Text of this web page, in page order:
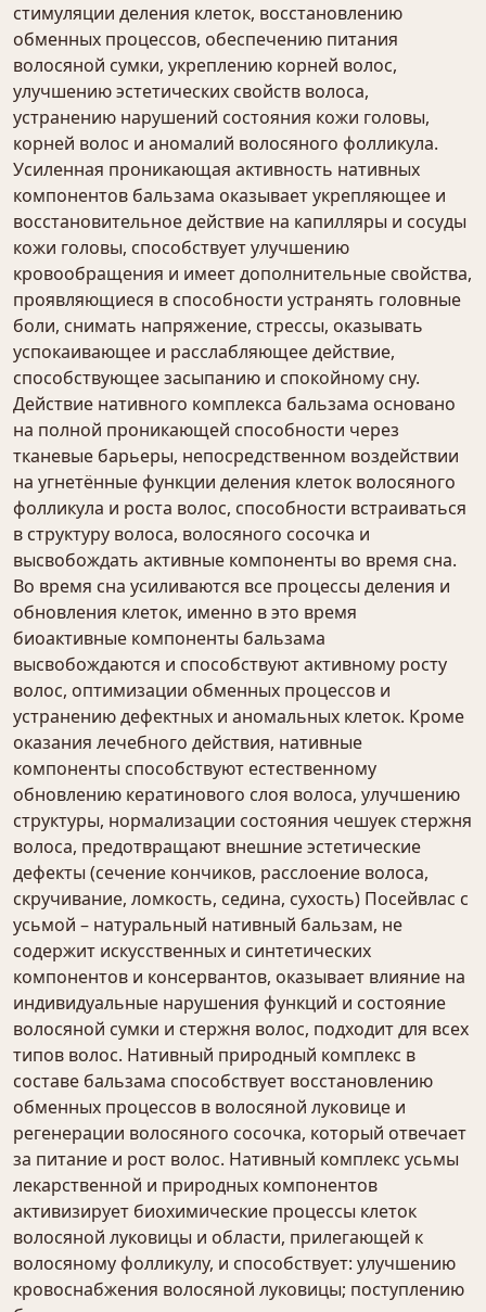
стимуляции деления клеток, восстановлению
обменных процессов, обеспечению питания
волосяной сумки, укреплению корней волос,
улучшению эстетических свойств волоса,
устранению нарушений состояния кожи головы,
корней волос и аномалий волосяного фолликула.
Усиленная проникающая активность нативных
компонентов бальзама оказывает укрепляющее и
восстановительное действие на капилляры и сосуды
кожи головы, способствует улучшению
кровообращения и имеет дополнительные свойства,
проявляющиеся в способности устранять головные
боли, снимать напряжение, стрессы, оказывать
успокаивающее и расслабляющее действие,
способствующее засыпанию и спокойному сну.
Действие нативного комплекса бальзама основано
на полной проникающей способности через
тканевые барьеры, непосредственном воздействии
на угнетённые функции деления клеток волосяного
фолликула и роста волос, способности встраиваться
в структуру волоса, волосяного сосочка и
высвобождать активные компоненты во время сна.
Во время сна усиливаются все процессы деления и
обновления клеток, именно в это время
биоактивные компоненты бальзама
высвобождаются и способствуют активному росту
волос, оптимизации обменных процессов и
устранению дефектных и аномальных клеток. Кроме
оказания лечебного действия, нативные
компоненты способствуют естественному
обновлению кератинового слоя волоса, улучшению
структуры, нормализации состояния чешуек стержня
волоса, предотвращают внешние эстетические
дефекты (сечение кончиков, расслоение волоса,
скручивание, ломкость, седина, сухость) Посейвлас с
усьмой – натуральный нативный бальзам, не
содержит искусственных и синтетических
компонентов и консервантов, оказывает влияние на
индивидуальные нарушения функций и состояние
волосяной сумки и стержня волос, подходит для всех
типов волос. Нативный природный комплекс в
составе бальзама способствует восстановлению
обменных процессов в волосяной луковице и
регенерации волосяного сосочка, который отвечает
за питание и рост волос. Нативный комплекс усьмы
лекарственной и природных компонентов
активизирует биохимические процессы клеток
волосяной луковицы и области, прилегающей к
волосяному фолликулу, и способствует: улучшению
кровоснабжения волосяной луковицы; поступлению